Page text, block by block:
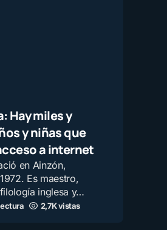
Hay miles y
y niñas que
a internet
en Ainzón,
Es maestro,
inglesa y…
2,7K vistas